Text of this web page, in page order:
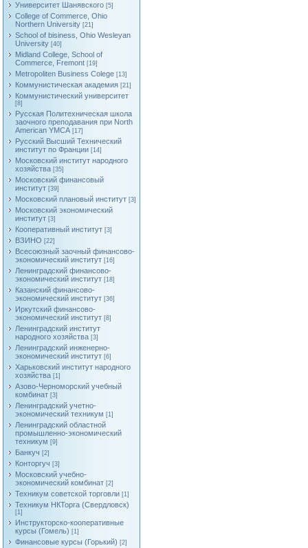
Университет Шанявского [5]
College of Commerce, Ohio
Northern University [21]
School of bisiness, Ohio Wesleyan
University [40]
Midland College, School of
Commerce, Fremont [19]
Metropoliten Business Colege [13]
Коммунистическая академия [21]
Коммунистический университет
[8]
Русская Политехническая школа
заочного преподавания при North
American YMCA [17]
Русский Высший Технический
институт по Франции [14]
Московский институт народного
хозяйства [35]
Московский финансовый
институт [39]
Московский плановый институт [3]
Московский экономический
институт [3]
Кооперативный институт [3]
ВЗИНО [22]
Всесоюзный заочный финансово-
экономический институт [16]
Ленинградский финансово-
экономический институт [18]
Казанский финансово-
экономический институт [36]
Иркутский финансово-
экономический институт [8]
Ленинградский институт
народного хозяйства [3]
Ленинградский инженерно-
экономический институт [6]
Харьковский институт народного
хозяйства [1]
Азово-Черноморский учебный
комбинат [3]
Ленинградский учетно-
экономический техникум [1]
Ленинградский областной
промышленно-экономический
техникум [9]
Банкуч [2]
Конторгуч [3]
Московский учебно-
экономический комбинат [2]
Техникум советской торговли [1]
Техникум НКТорга (Свердловск)
[1]
Инструкторско-кооперативные
курсы (Гомель) [1]
Финансовые курсы (Горький) [2]